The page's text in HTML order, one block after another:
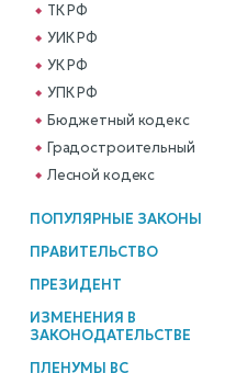
ТК РФ
УИК РФ
УК РФ
УПК РФ
Бюджетный кодекс
Градостроительный
Лесной кодекс
ПОПУЛЯРНЫЕ ЗАКОНЫ
ПРАВИТЕЛЬСТВО
ПРЕЗИДЕНТ
ИЗМЕНЕНИЯ В
ЗАКОНОДАТЕЛЬСТВЕ
ПЛЕНУМЫ ВС